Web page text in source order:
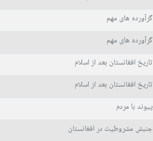
گرآورده های مهم
گرآورده های مهم
تاریخ افغانستان بعد از اسلام
تاریخ افغانستان بعد از اسلام
پیوند با مردم
جنبش مشروطیت در افغانستان